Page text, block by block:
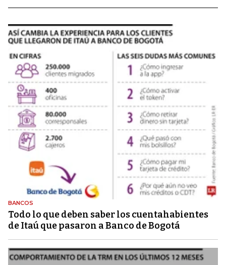
BANCOS
Todo lo que deben saber los cuentahabientes
de Itaú que pasaron a Banco de Bogotá